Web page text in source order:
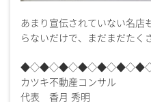
あまり宣伝されていない名店
らないだけで、まだまだたく
カツキ不動産コンサル
代表 香月 秀明